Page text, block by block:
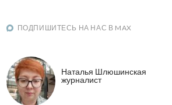
ПОДПИШИТЕСЬ НА НАС В MAX
Наталья Шлюшинская
журналист